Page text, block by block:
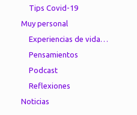
Tips Covid-19
Muy personal
Experiencias de vida…
Pensamientos
Podcast
Reflexiones
Noticias